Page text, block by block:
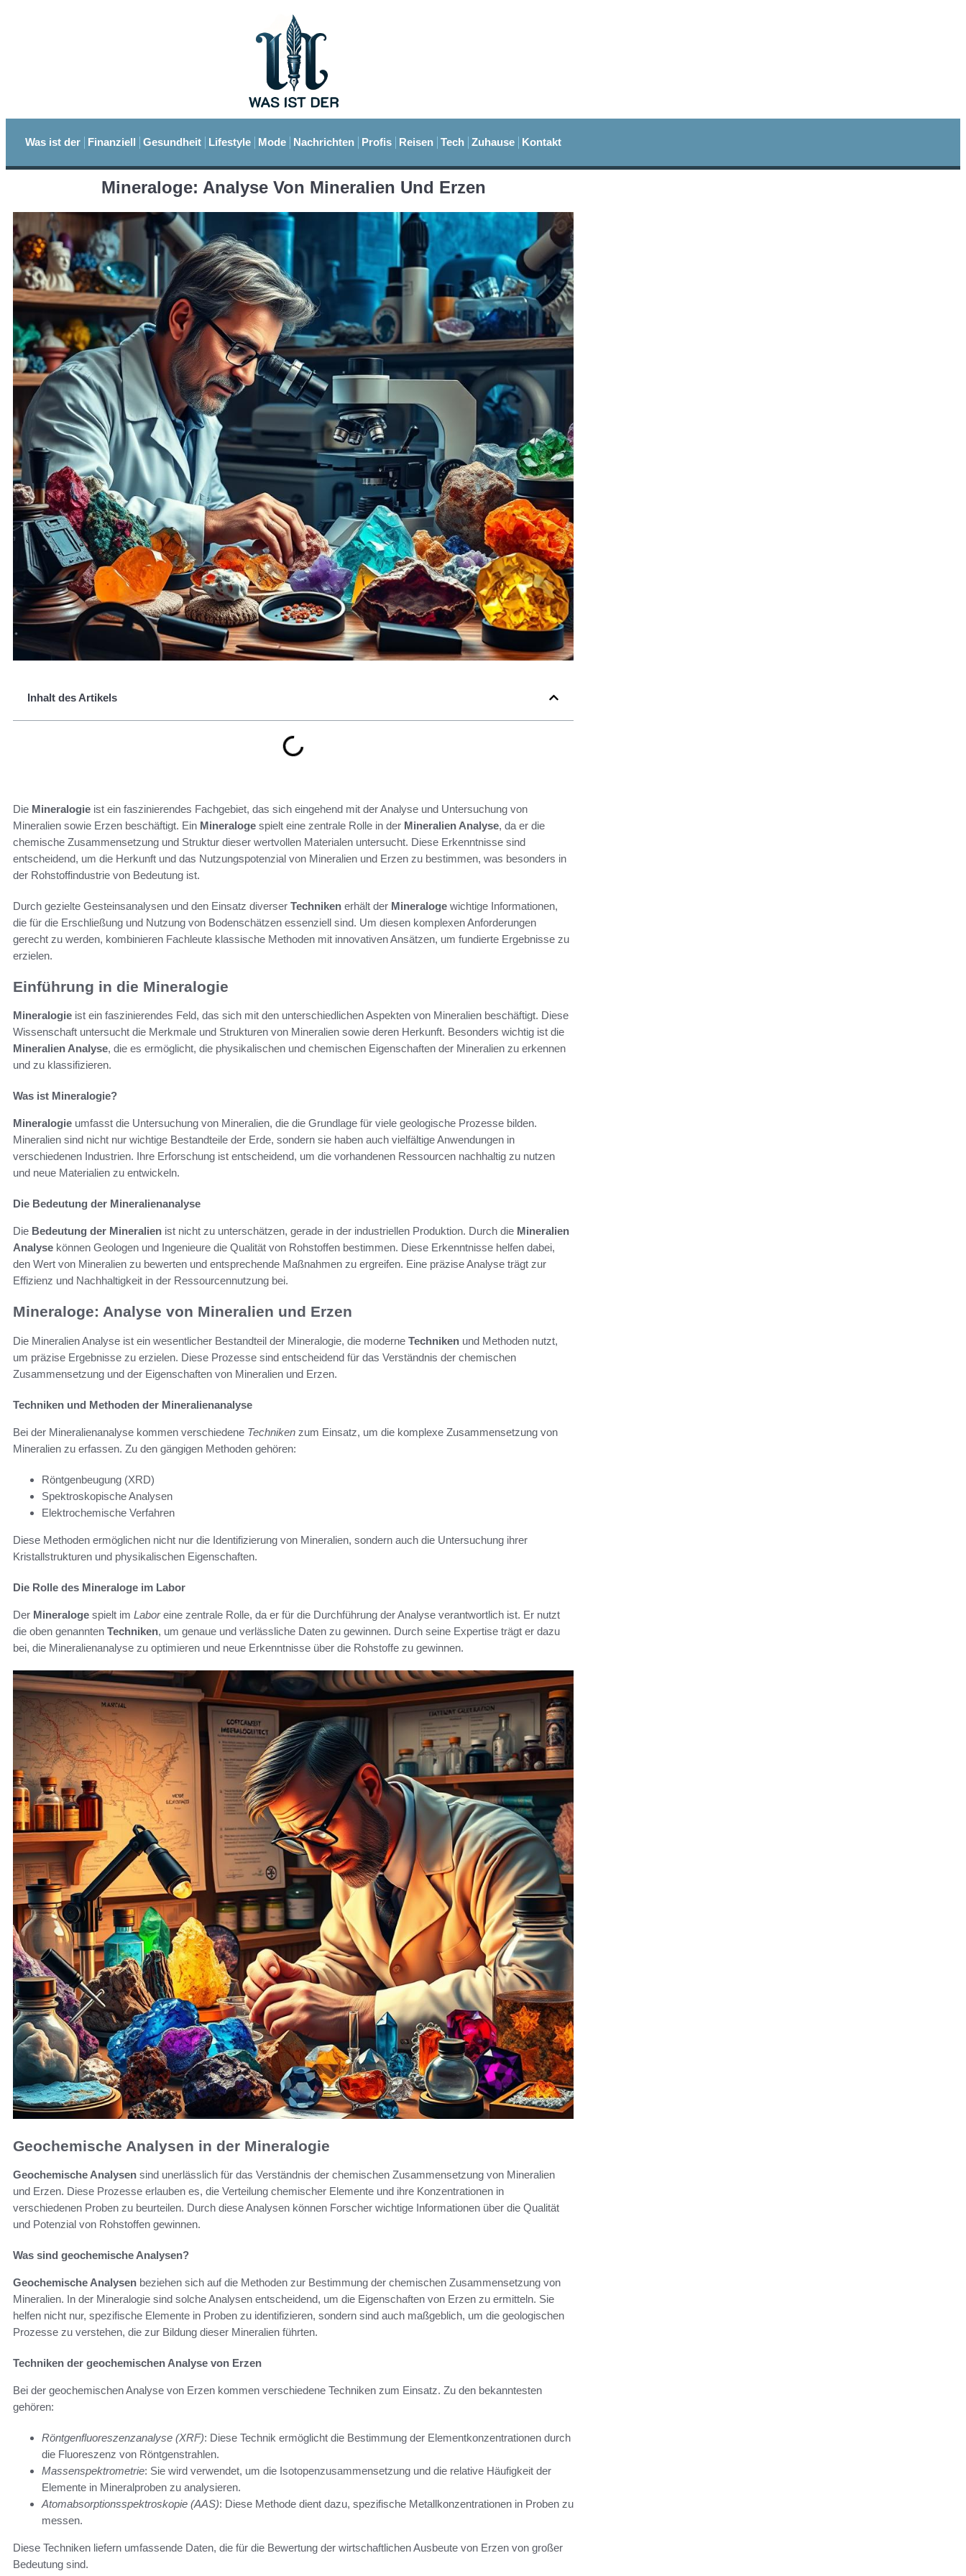
Was ist der Finanziell Gesundheit Lifestyle Mode Nachrichten Profis Reisen Tech Zuhause Kontakt
Mineraloge: Analyse Von Mineralien Und Erzen
Inhalt des Artikels
Die Mineralogie ist ein faszinierendes Fachgebiet, das sich eingehend mit der Analyse und Untersuchung von
Mineralien sowie Erzen beschäftigt. Ein Mineraloge spielt eine zentrale Rolle in der Mineralien Analyse, da er die
chemische Zusammensetzung und Struktur dieser wertvollen Materialen untersucht. Diese Erkenntnisse sind
entscheidend, um die Herkunft und das Nutzungspotenzial von Mineralien und Erzen zu bestimmen, was besonders in
der Rohstoffindustrie von Bedeutung ist.
Durch gezielte Gesteinsanalysen und den Einsatz diverser Techniken erhält der Mineraloge wichtige Informationen,
die für die Erschließung und Nutzung von Bodenschätzen essenziell sind. Um diesen komplexen Anforderungen
gerecht zu werden, kombinieren Fachleute klassische Methoden mit innovativen Ansätzen, um fundierte Ergebnisse zu
erzielen.
Einführung in die Mineralogie
Mineralogie ist ein faszinierendes Feld, das sich mit den unterschiedlichen Aspekten von Mineralien beschäftigt. Diese
Wissenschaft untersucht die Merkmale und Strukturen von Mineralien sowie deren Herkunft. Besonders wichtig ist die
Mineralien Analyse, die es ermöglicht, die physikalischen und chemischen Eigenschaften der Mineralien zu erkennen
und zu klassifizieren.
Was ist Mineralogie?
Mineralogie umfasst die Untersuchung von Mineralien, die die Grundlage für viele geologische Prozesse bilden.
Mineralien sind nicht nur wichtige Bestandteile der Erde, sondern sie haben auch vielfältige Anwendungen in
verschiedenen Industrien. Ihre Erforschung ist entscheidend, um die vorhandenen Ressourcen nachhaltig zu nutzen
und neue Materialien zu entwickeln.
Die Bedeutung der Mineralienanalyse
Die Bedeutung der Mineralien ist nicht zu unterschätzen, gerade in der industriellen Produktion. Durch die Mineralien
Analyse können Geologen und Ingenieure die Qualität von Rohstoffen bestimmen. Diese Erkenntnisse helfen dabei,
den Wert von Mineralien zu bewerten und entsprechende Maßnahmen zu ergreifen. Eine präzise Analyse trägt zur
Effizienz und Nachhaltigkeit in der Ressourcennutzung bei.
Mineraloge: Analyse von Mineralien und Erzen
Die Mineralien Analyse ist ein wesentlicher Bestandteil der Mineralogie, die moderne Techniken und Methoden nutzt,
um präzise Ergebnisse zu erzielen. Diese Prozesse sind entscheidend für das Verständnis der chemischen
Zusammensetzung und der Eigenschaften von Mineralien und Erzen.
Techniken und Methoden der Mineralienanalyse
Bei der Mineralienanalyse kommen verschiedene Techniken zum Einsatz, um die komplexe Zusammensetzung von
Mineralien zu erfassen. Zu den gängigen Methoden gehören:
Röntgenbeugung (XRD)
Spektroskopische Analysen
Elektrochemische Verfahren
Diese Methoden ermöglichen nicht nur die Identifizierung von Mineralien, sondern auch die Untersuchung ihrer
Kristallstrukturen und physikalischen Eigenschaften.
Die Rolle des Mineraloge im Labor
Der Mineraloge spielt im Laboreine zentrale Rolle, da er für die Durchführung der Analyse verantwortlich ist. Er nutzt
die oben genannten Techniken, um genaue und verlässliche Daten zu gewinnen. Durch seine Expertise trägt er dazu
bei, die Mineralienanalyse zu optimieren und neue Erkenntnisse über die Rohstoffe zu gewinnen.
Geochemische Analysen in der Mineralogie
Geochemische Analysen sind unerlässlich für das Verständnis der chemischen Zusammensetzung von Mineralien
und Erzen. Diese Prozesse erlauben es, die Verteilung chemischer Elemente und ihre Konzentrationen in
verschiedenen Proben zu beurteilen. Durch diese Analysen können Forscher wichtige Informationen über die Qualität
und Potenzial von Rohstoffen gewinnen.
Was sind geochemische Analysen?
Geochemische Analysen beziehen sich auf die Methoden zur Bestimmung der chemischen Zusammensetzung von
Mineralien. In der Mineralogie sind solche Analysen entscheidend, um die Eigenschaften von Erzen zu ermitteln. Sie
helfen nicht nur, spezifische Elemente in Proben zu identifizieren, sondern sind auch maßgeblich, um die geologischen
Prozesse zu verstehen, die zur Bildung dieser Mineralien führten.
Techniken der geochemischen Analyse von Erzen
Bei der geochemischen Analyse von Erzen kommen verschiedene Techniken zum Einsatz. Zu den bekanntesten
gehören:
Röntgenfluoreszenzanalyse (XRF): Diese Technik ermöglicht die Bestimmung der Elementkonzentrationen durch
die Fluoreszenz von Röntgenstrahlen.
Massenspektrometrie: Sie wird verwendet, um die Isotopenzusammensetzung und die relative Häufigkeit der
Elemente in Mineralproben zu analysieren.
Atomabsorptionsspektroskopie (AAS): Diese Methode dient dazu, spezifische Metallkonzentrationen in Proben zu
messen.
Diese Techniken liefern umfassende Daten, die für die Bewertung der wirtschaftlichen Ausbeute von Erzen von großer
Bedeutung sind.